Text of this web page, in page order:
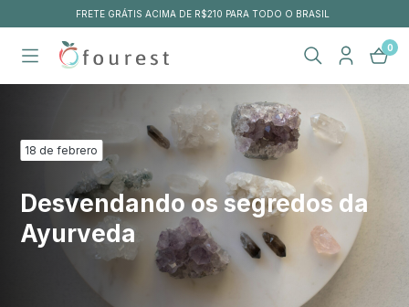
FRETE GRÁTIS ACIMA DE R$210 PARA TODO O BRASIL
0
18 de febrero
Desvendando os segredos da
Ayurveda